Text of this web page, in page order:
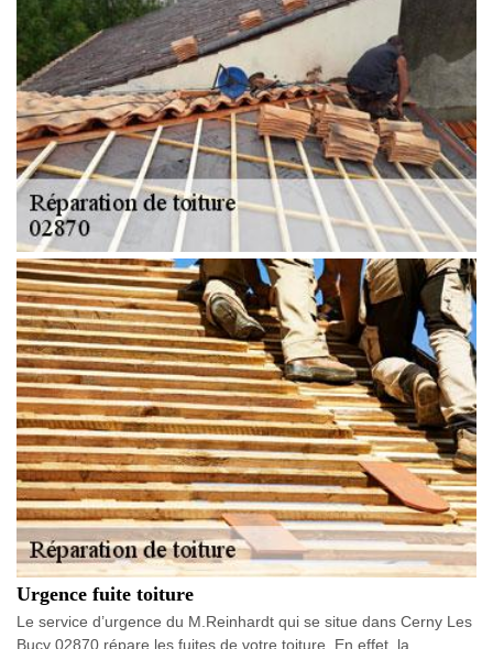
Urgence fuite toiture
Le service d’urgence du M.Reinhardt qui se situe dans Cerny Les
Bucy 02870 répare les fuites de votre toiture. En effet, la